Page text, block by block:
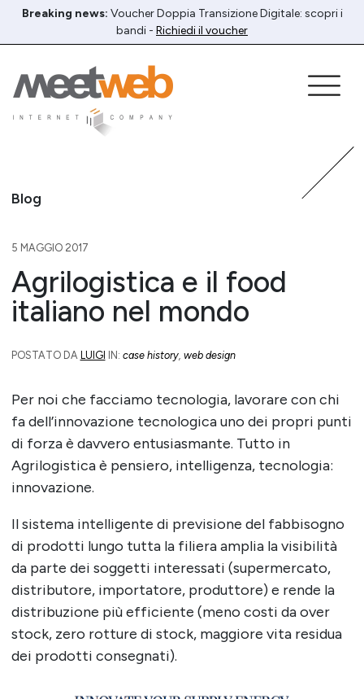
Breaking news: Voucher Doppia Transizione Digitale: scopri i
bandi - Richiedi il voucher
Blog
5 MAGGIO 2017
Agrilogistica e il food
italiano nel mondo
POSTATO DA LUIGI IN: case history, web design
Per noi che facciamo tecnologia, lavorare con chi
fa dell’innovazione tecnologica uno dei propri punti
di forza è davvero entusiasmante. Tutto in
Agrilogistica è pensiero, intelligenza, tecnologia:
innovazione.
Il sistema intelligente di previsione del fabbisogno
di prodotti lungo tutta la filiera amplia la visibilità
da parte dei soggetti interessati (supermercato,
distributore, importatore, produttore) e rende la
distribuzione più efficiente (meno costi da over
stock, zero rotture di stock, maggiore vita residua
dei prodotti consegnati).